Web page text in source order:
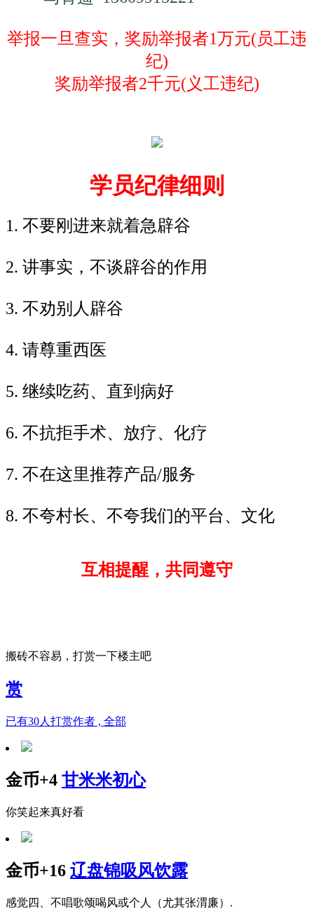
举报一旦查实，奖励举报者1万元(员工违
纪)
奖励举报者2千元(义工违纪)
学员纪律细则
1. 不要刚进来就着急辟谷
2. 讲事实，不谈辟谷的作用
3. 不劝别人辟谷
4. 请尊重西医
5. 继续吃药、直到病好
6. 不抗拒手术、放疗、化疗
7. 不在这里推荐产品/服务
8. 不夸村长、不夸我们的平台、文化
互相提醒，共同遵守
搬砖不容易，打赏一下楼主吧
赏
已有30人打赏作者 , 全部
金币+4 甘米米初心
你笑起来真好看
金币+16 辽盘锦吸风饮露
感觉四、不唱歌颂喝风或个人（尤其张渭廉）.